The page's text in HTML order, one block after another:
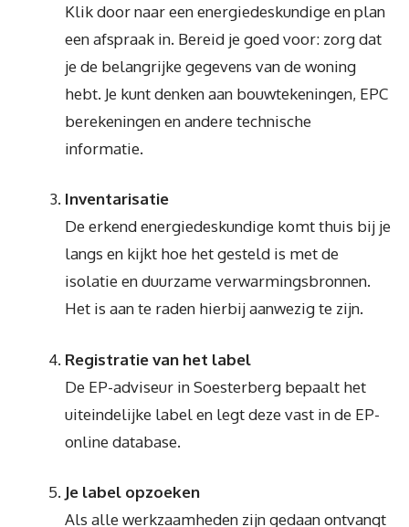
Klik door naar een energiedeskundige en plan
een afspraak in. Bereid je goed voor: zorg dat
je de belangrijke gegevens van de woning
hebt. Je kunt denken aan bouwtekeningen, EPC
berekeningen en andere technische
informatie.
Inventarisatie
De erkend energiedeskundige komt thuis bij je
langs en kijkt hoe het gesteld is met de
isolatie en duurzame verwarmingsbronnen.
Het is aan te raden hierbij aanwezig te zijn.
Registratie van het label
De EP-adviseur in Soesterberg bepaalt het
uiteindelijke label en legt deze vast in de EP-
online database.
Je label opzoeken
Als alle werkzaamheden zijn gedaan ontvangt